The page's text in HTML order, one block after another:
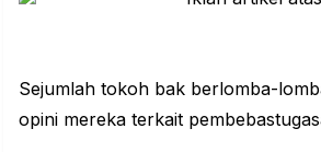
Sejumlah tokoh bak berlomba-
opini mereka terkait